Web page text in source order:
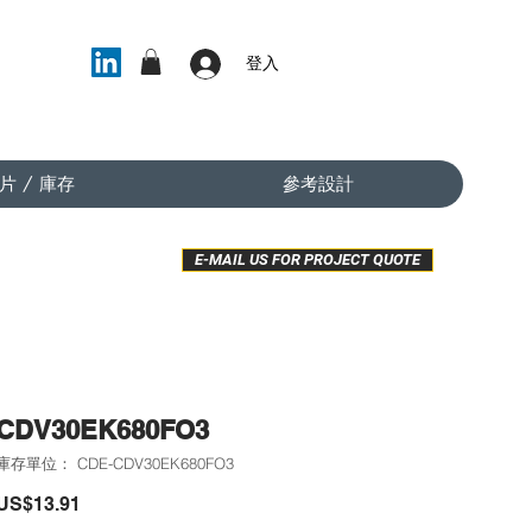
登入
/ 庫存 參考設計
存單位： CDE-CDV30EK680FO3
E-MAIL US FOR PROJECT QUOTE